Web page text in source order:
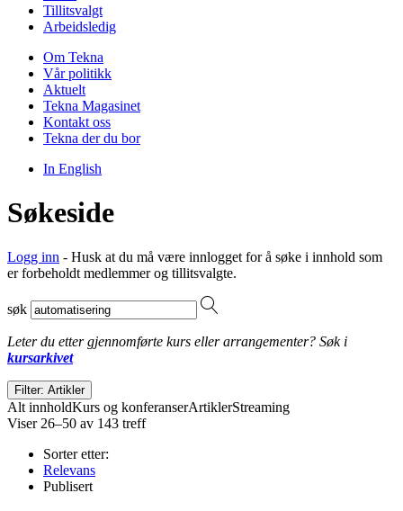
Tillitsvalgt
Arbeidsledig
Om Tekna
Vår politikk
Aktuelt
Tekna Magasinet
Kontakt oss
Tekna der du bor
In English
Søkeside
Logg inn - Husk at du må være innlogget for å søke i innhold som
er forbeholdt medlemmer og tillitsvalgte.
søk
Leter du etter gjennomførte kurs eller arrangementer? Søk i
kursarkivet
Filter: Artikler
Alt innholdKurs og konferanserArtiklerStreaming
Viser 26–50 av 143 treff
Sorter etter:
Relevans
Publisert